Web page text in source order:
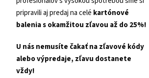
pripravili aj predaj na celé kartónové
balenia sokamžitou zľavou až do 25%!
U nás nemusíte čakať na zľavové kódy
alebo výpredaje, zľavu dostanete
vždy!